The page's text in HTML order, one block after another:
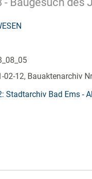
02-12, Bauaktenarchiv
Stadtarchiv Bad Ems -